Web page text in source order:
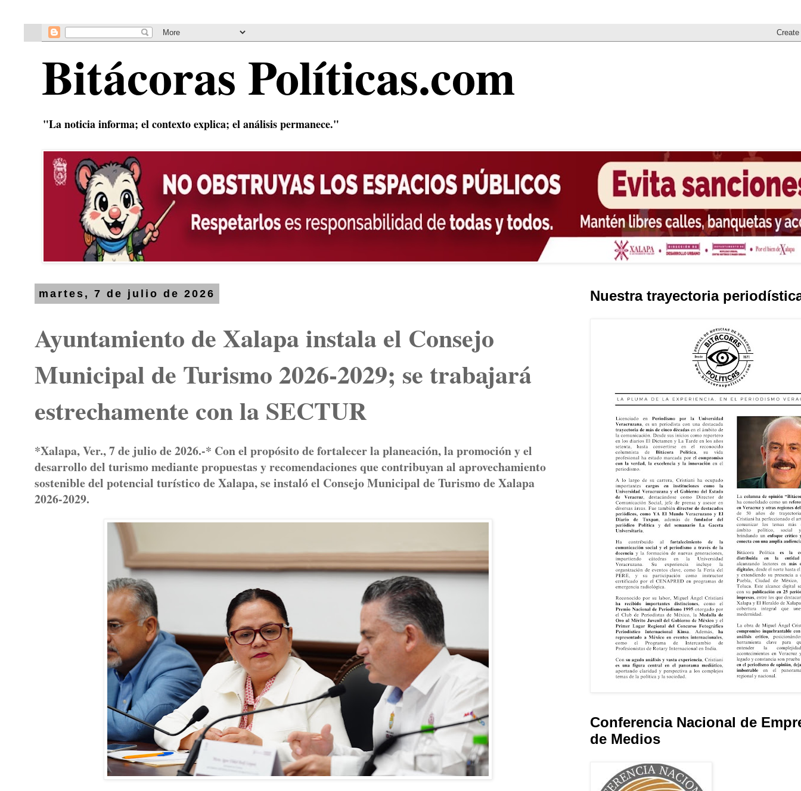
Bitácoras Políticas.com
"La noticia informa; el contexto explica; el análisis permanece."
martes, 7 de julio de 2026
Ayuntamiento de Xalapa instala el Consejo
Municipal de Turismo 2026-2029; se trabajará
estrechamente con la SECTUR
*Xalapa, Ver., 7 de julio de 2026.-* Con el propósito de fortalecer la planeación, la promoción y el
desarrollo del turismo mediante propuestas y recomendaciones que contribuyan al aprovechamiento
sostenible del potencial turístico de Xalapa, se instaló el Consejo Municipal de Turismo de Xalapa
2026-2029.
Nuestra trayectoria
Conferencia Nacional de
de Medios